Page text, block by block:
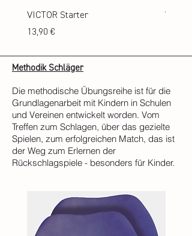
VICTOR Starter
Preis
13,90 €
Methodik Schläger
Die methodische Übungsreihe ist für die
Grundlagenarbeit mit Kindern in Schulen
und Vereinen entwickelt worden. Vom
Treffen zum Schlagen, über das gezielte
Spielen, zum erfolgreichen Match, das ist
der Weg zum Erlernen der
Rückschlagspiele - besonders für Kinder.